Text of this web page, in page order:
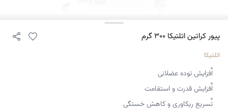
پیور کراتین اتلتیکا ۳۰۰ گرم
اتلتیکا
افزایش توده عضلانی
افزایش قدرت و استقامت
تسریع ریکاوری و کاهش خستگی